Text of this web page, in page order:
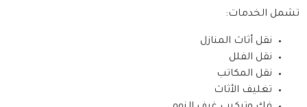
تشمل الخدمات:
نقل أثاث المنازل
نقل الفلل
نقل المكاتب
تغليف الأثاث